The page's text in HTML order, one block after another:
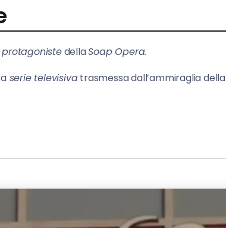
dellaSoap Opera.
serie televisivatrasmessa dall’ammiraglia della